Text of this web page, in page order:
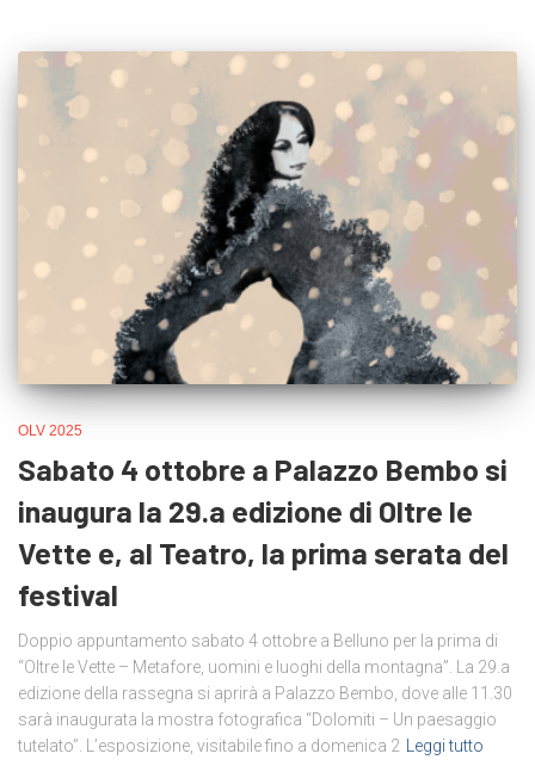
OLV 2025
Sabato 4 ottobre a Palazzo Bembo si
inaugura la 29.a edizione di Oltre le
Vette e, al Teatro, la prima serata del
festival
Doppio appuntamento sabato 4 ottobre a Belluno per la prima di
“Oltre le Vette – Metafore, uomini e luoghi della montagna”. La 29.a
edizione della rassegna si aprirà a Palazzo Bembo, dove alle 11.30
sarà inaugurata la mostra fotografica “Dolomiti – Un paesaggio
tutelato”. L’esposizione, visitabile fino a domenica 2
Leggi tutto